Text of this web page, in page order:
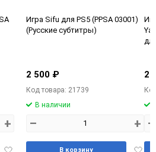
+
Добавить
Игра Sifu для PS5 (PPSA 03001)
(Русские субтитры)
2 500 ₽
Код товара: 21739
В наличии
– +
В корзину
2
–